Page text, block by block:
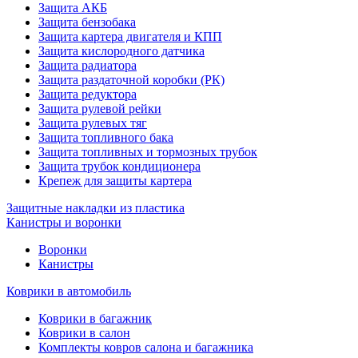
Защита АКБ
Защита бензобака
Защита картера двигателя и КПП
Защита кислородного датчика
Защита радиатора
Защита раздаточной коробки (РК)
Защита редуктора
Защита рулевой рейки
Защита рулевых тяг
Защита топливного бака
Защита топливных и тормозных трубок
Защита трубок кондиционера
Крепеж для защиты картера
Защитные накладки из пластика
Канистры и воронки
Воронки
Канистры
Коврики в автомобиль
Коврики в багажник
Коврики в салон
Комплекты ковров салона и багажника